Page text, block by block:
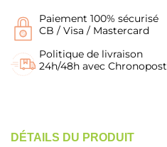
Paiement 100% sécurisé
CB / Visa / Mastercard
Politique de livraison
24h/48h avec Chronopost
DÉTAILS DU PRODUIT